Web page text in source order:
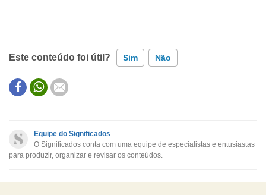
Este conteúdo foi útil? Sim Não
Este conteúdo não tem a informação que procuro
Outro
Equipe do Significados
O Significados conta com uma equipe de especialistas e entusiastas
para produzir, organizar e revisar os conteúdos.